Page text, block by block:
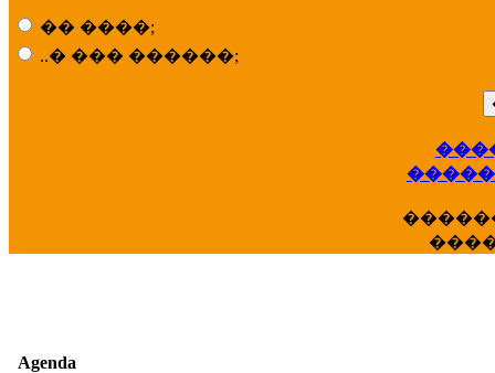
�� ����;
..� ��� ������;
Agenda